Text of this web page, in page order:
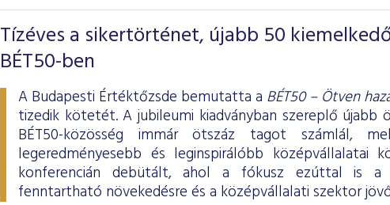
Tízéves a sikertörténet, újabb 50
BÉT50-ben
A Budapesti Értéktőzsde bemutatta a BÉT50 – Ötven
tizedik kötetét. A jubileumi kiadványban szereplő újabb
BÉT50-közösség immár ötszáz tagot számlál,
legeredményesebb és leginspirálóbb
konferencián debütált, ahol a fókusz ezúttal is a
fenntartható növekedésre és a középvállalati szektor